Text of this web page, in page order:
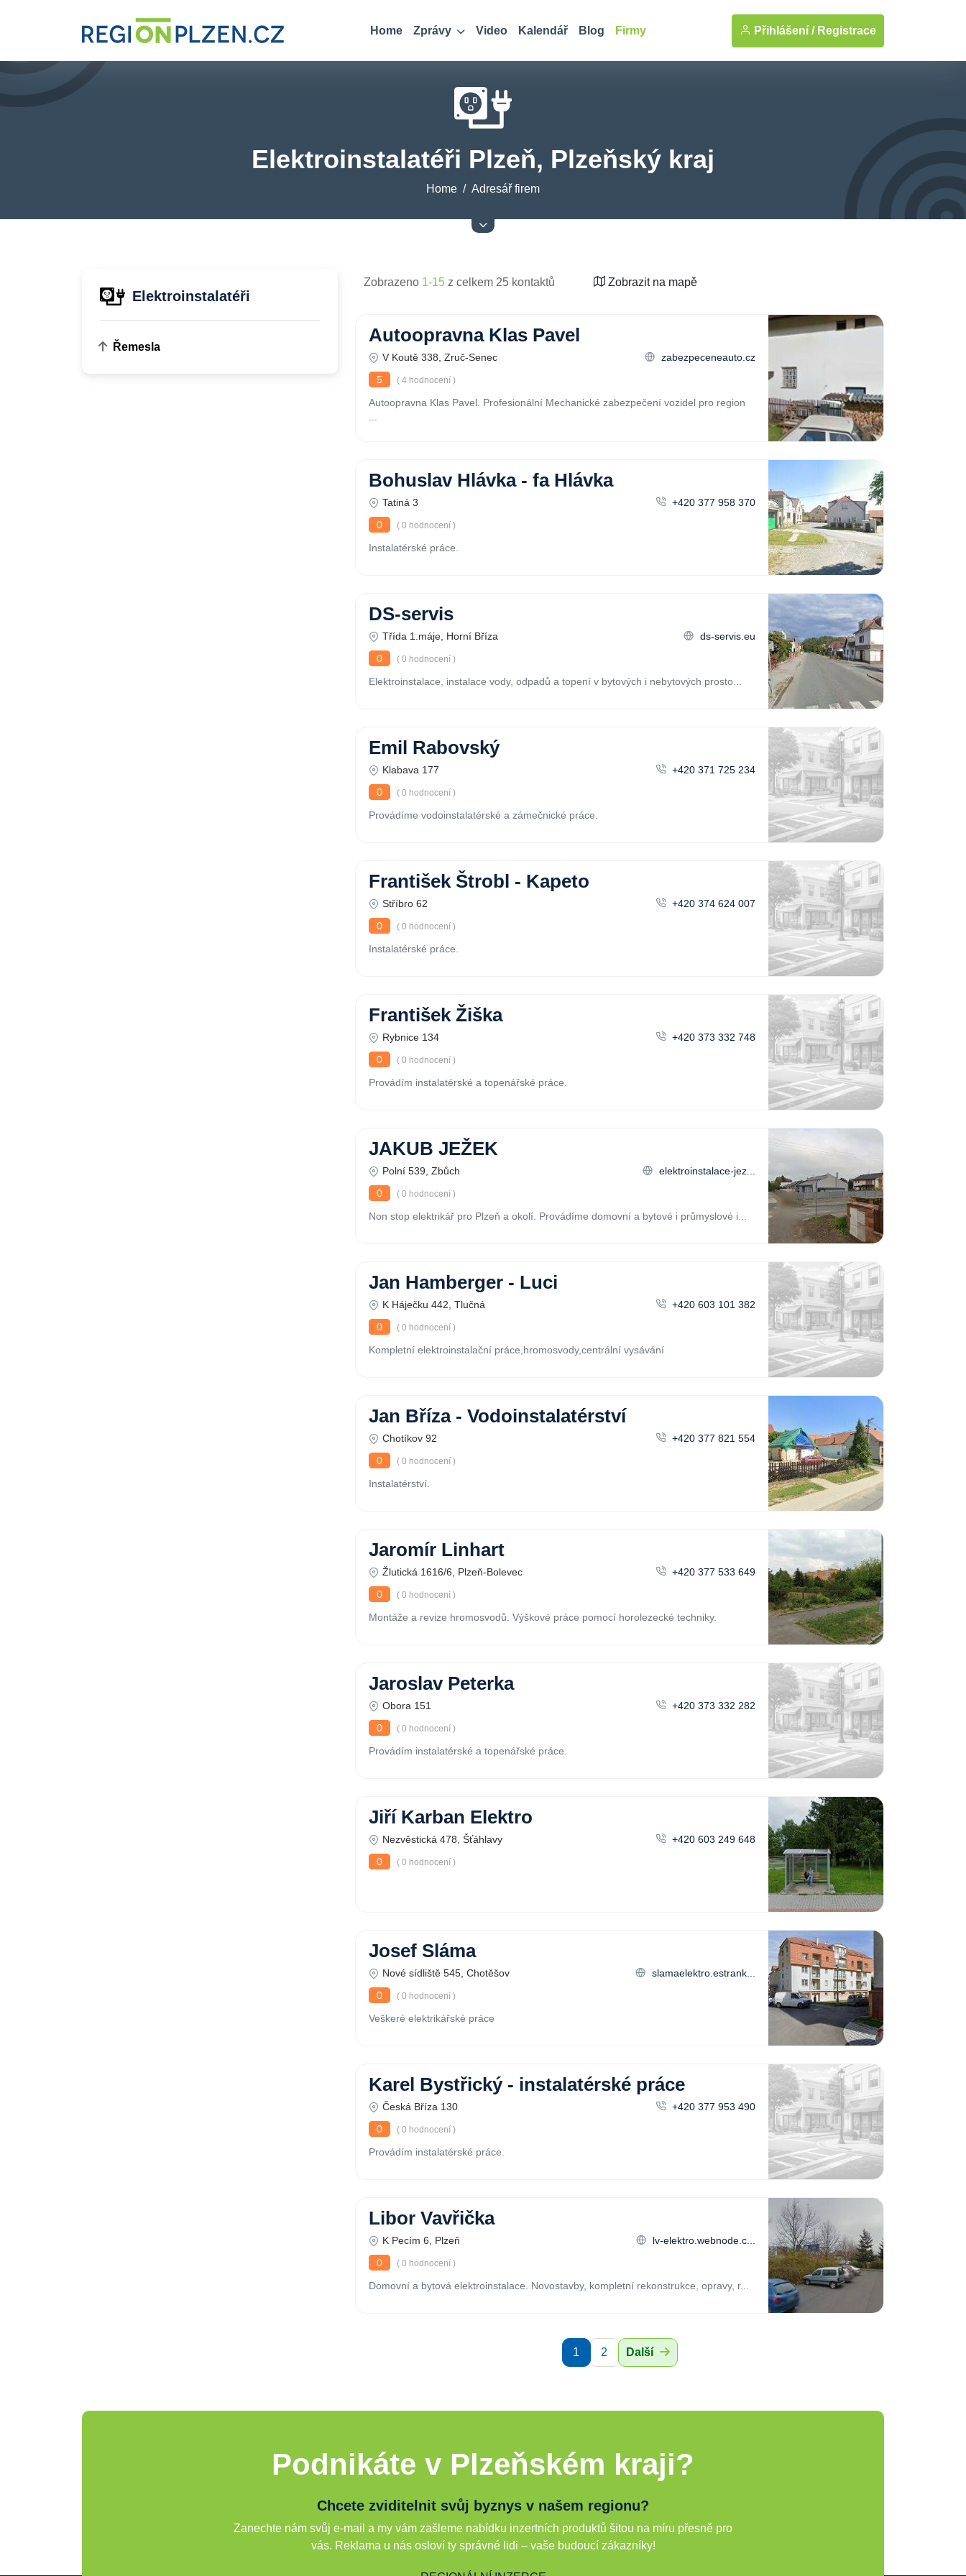
Home Zprávy Video Kalendář Blog Firmy Přihlášení / Registrace
Elektroinstalatéři Plzeň, Plzeňský kraj
Home Adresář firem
Elektroinstalatéři
Řemesla
Zobrazeno 1-15 z celkem 25 kontaktů Zobrazit na mapě
Autoopravna Klas Pavel
V Koutě 338, Zruč-Senec
zabezpeceneauto.cz
5
( 4 hodnocení )
Autoopravna Klas Pavel. Profesionální Mechanické zabezpečení vozidel pro region
Bohuslav Hlávka - fa Hlávka
Tatiná 3
+420 377 958 370
0
( 0 hodnocení )
Instalatérské práce.
DS-servis
Třída 1.máje, Horní Bříza
ds-servis.eu
0
( 0 hodnocení )
Elektroinstalace, instalace vody, odpadů a topení v bytových i nebytových prosto...
Emil Rabovský
Klabava 177
+420 371 725 234
0
( 0 hodnocení )
Provádíme vodoinstalatérské a zámečnické práce.
František Štrobl - Kapeto
Stříbro 62
+420 374 624 007
0
( 0 hodnocení )
Instalatérské práce.
František Žiška
Rybnice 134
+420 373 332 748
0
( 0 hodnocení )
Provádím instalatérské a topenářské práce.
JAKUB JEŽEK
Polní 539, Zbůch
elektroinstalace-jez...
0
( 0 hodnocení )
Non stop elektrikář pro Plzeň a okolí. Provádíme domovní a bytové i průmyslové i...
Jan Hamberger - Luci
K Háječku 442, Tlučná
+420 603 101 382
0
( 0 hodnocení )
Kompletní elektroinstalační práce,hromosvody,centrální vysávání
Jan Bříza - Vodoinstalatérství
Chotíkov 92
+420 377 821 554
0
( 0 hodnocení )
Instalatérství.
Jaromír Linhart
Žlutická 1616/6, Plzeň-Bolevec
+420 377 533 649
0
( 0 hodnocení )
Montáže a revize hromosvodů. Výškové práce pomocí horolezecké techniky.
Jaroslav Peterka
Obora 151
+420 373 332 282
0
( 0 hodnocení )
Provádím instalatérské a topenářské práce.
Jiří Karban Elektro
Nezvěstická 478, Šťáhlavy
+420 603 249 648
0
( 0 hodnocení )
Josef Sláma
Nové sídliště 545, Chotěšov
slamaelektro.estrank...
0
( 0 hodnocení )
Veškeré elektrikářské práce
Karel Bystřický - instalatérské práce
Česká Bříza 130
+420 377 953 490
0
( 0 hodnocení )
Provádím instalatérské práce.
Libor Vavřička
K Pecím 6, Plzeň
lv-elektro.webnode.c...
0
( 0 hodnocení )
Domovní a bytová elektroinstalace. Novostavby, kompletní rekonstrukce, opravy, r...
1 2 Další
Podnikáte v Plzeňském kraji?
Chcete zviditelnit svůj byznys v našem regionu?
Zanechte nám svůj e-mail a my vám zašleme nabídku inzertních produktů šitou na míru přesně pro
vás. Reklama u nás osloví ty správné lidi – vaše budoucí zákazníky!